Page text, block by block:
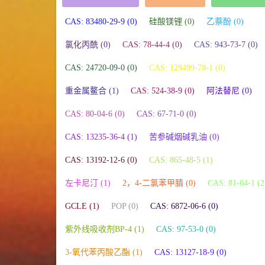
CAS: 83480-29-9 (0) 硅酸镁锂 (0) 乙萘酚 (0)
氯化丙酰 (0) CAS: 78-44-4 (0) CAS: 943-73-7 (0)
CAS: 24720-09-0 (0) CAS: 129499-78-1 (0)
重金属鳌合 (1) CAS: 524-38-9 (0) 阿法替尼 (0)
CAS: 80-04-6 (0) CAS: 67-71-0 (0)
CAS: 13235-36-4 (1) 苦参碱烟碱乳油 (0)
CAS: 13192-12-6 (0) CAS: 865-48-5 (1)
左卡尼汀 (1) 2，4-二氯苯甲腈 (0) CAS: 81-64-1
GCLE (1) POP (0) CAS: 6872-06-6 (0)
紫外线吸收剂BP-4 (1) CAS: 97-53-0 (0)
3-氧代苯丙酸乙酯 (1) CAS: 13127-18-9 (0)